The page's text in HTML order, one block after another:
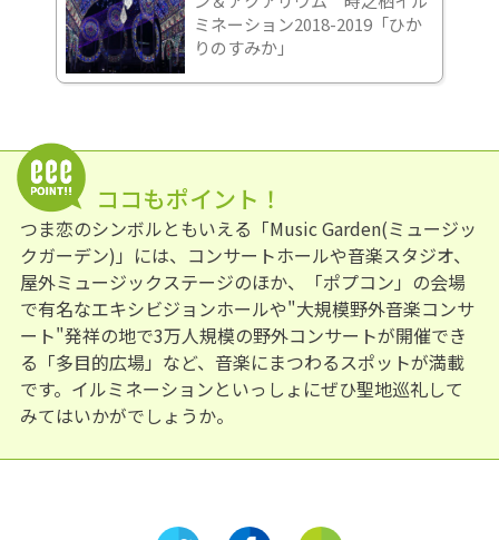
ミネーション2018-2019「ひか
りのすみか」
ココもポイント！
つま恋のシンボルともいえる「Music Garden(ミュージッ
クガーデン)」には、コンサートホールや音楽スタジオ、
屋外ミュージックステージのほか、「ポプコン」の会場
で有名なエキシビジョンホールや"大規模野外音楽コンサ
ート"発祥の地で3万人規模の野外コンサートが開催でき
る「多目的広場」など、音楽にまつわるスポットが満載
です。イルミネーションといっしょにぜひ聖地巡礼して
みてはいかがでしょうか。